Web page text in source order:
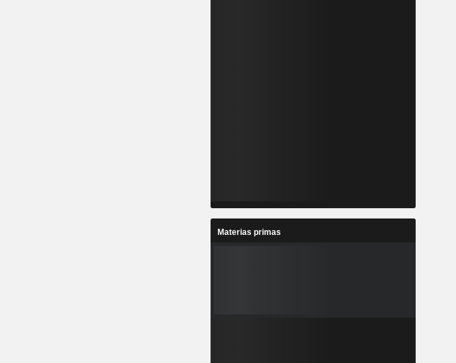
Materias primas